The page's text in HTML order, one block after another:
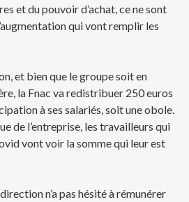
et du pouvoir d’achat, ce ne sont
qui vont remplir les
et bien que le groupe soit en
la Fnac va redistribuer 250 euros
à ses salariés, soit une obole.
de l’entreprise, les travailleurs qui
vont voir la somme qui leur est
n’a pas hésité à rémunérer